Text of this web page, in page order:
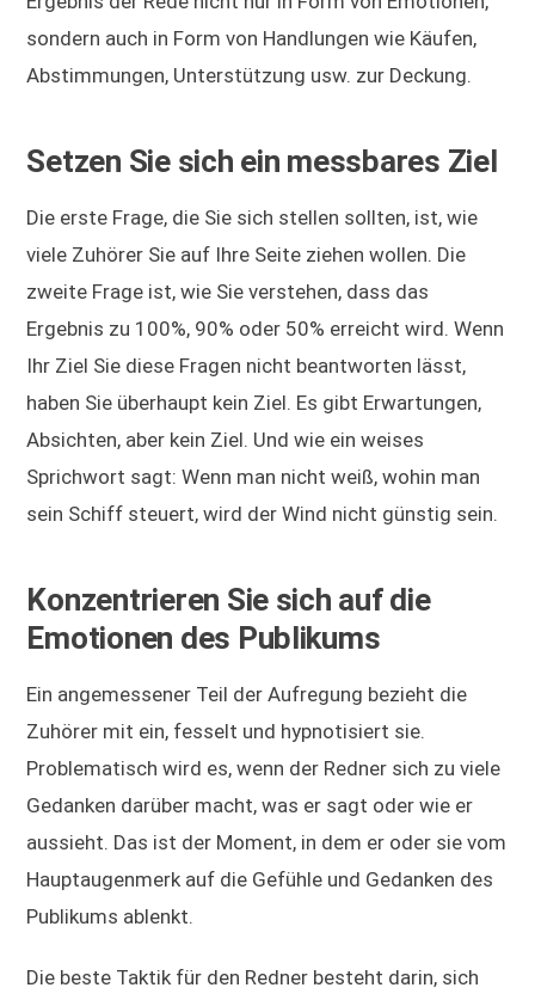
sondern auch in Form von Handlungen wie Käufen,
Abstimmungen, Unterstützung usw. zur Deckung.
Setzen Sie sich ein messbares Ziel
Die erste Frage, die Sie sich stellen sollten, ist, wie
viele Zuhörer Sie auf Ihre Seite ziehen wollen. Die
zweite Frage ist, wie Sie verstehen, dass das
Ergebnis zu 100%, 90% oder 50% erreicht wird. Wenn
Ihr Ziel Sie diese Fragen nicht beantworten lässt,
haben Sie überhaupt kein Ziel. Es gibt Erwartungen,
Absichten, aber kein Ziel. Und wie ein weises
Sprichwort sagt: Wenn man nicht weiß, wohin man
sein Schiff steuert, wird der Wind nicht günstig sein.
Konzentrieren Sie sich auf die
Emotionen des Publikums
Ein angemessener Teil der Aufregung bezieht die
Zuhörer mit ein, fesselt und hypnotisiert sie.
Problematisch wird es, wenn der Redner sich zu viele
Gedanken darüber macht, was er sagt oder wie er
aussieht. Das ist der Moment, in dem er oder sie vom
Hauptaugenmerk auf die Gefühle und Gedanken des
Publikums ablenkt.
Die beste Taktik für den Redner besteht darin, sich